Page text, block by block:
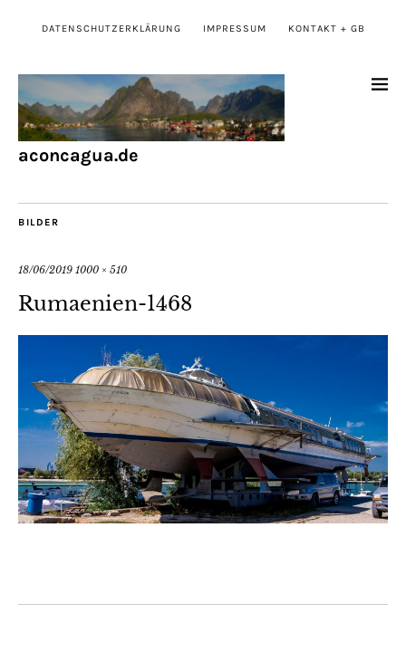
DATENSCHUTZERKLÄRUNG IMPRESSUM KONTAKT + GB
aconcagua.de
BILDER
18/06/2019 1000 × 510
Rumaenien-1468